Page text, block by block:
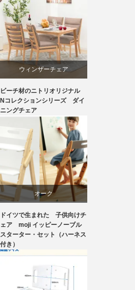
天童木工
材料
椅子
ウィンザーチェア
ダイニング
ニトリ
ビーチ
ライフスタイル
リビングダイニング
椅子
ビーチ材のニトリオリジナル
Nコレクションシリーズ ダイ
ニングチェア
オーク
学習椅子
ドイツで生まれた 子供向けチ
ェア moji イッピーノーブル
スターター・セット（ハーネス
付き）